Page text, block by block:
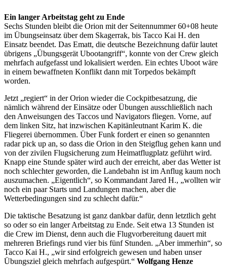
Ein langer Arbeitstag geht zu Ende
Sechs Stunden bleibt die Orion mit der Seitennummer 60+08 heute
im Übungseinsatz über dem Skagerrak, bis Tacco Kai H. den
Einsatz beendet. Das Ematt, die deutsche Bezeichnung dafür lautet
übrigens „Übungsgerät Ubootangriff“, konnte von der Crew gleich
mehrfach aufgefasst und lokalisiert werden. Ein echtes Uboot wäre
in einem bewaffneten Konflikt dann mit Torpedos bekämpft
worden.
Jetzt „regiert“ in der Orion wieder die Cockpitbesatzung, die
nämlich während der Einsätze oder Übungen ausschließlich nach
den Anweisungen des Taccos und Navigators fliegen. Vorne, auf
dem linken Sitz, hat inzwischen Kapitänleutnant Karim K. die
Fliegerei übernommen. Über Funk fordert er einen so genannten
radar pick up an, so dass die Orion in den Steigflug gehen kann und
von der zivilen Flugsicherung zum Heimatflugplatz geführt wird.
Knapp eine Stunde später wird auch der erreicht, aber das Wetter ist
noch schlechter geworden, die Landebahn ist im Anflug kaum noch
auszumachen. „Eigentlich“, so Kommandant Jared H., „wollten wir
noch ein paar Starts und Landungen machen, aber die
Wetterbedingungen sind zu schlecht dafür.“
Die taktische Besatzung ist ganz dankbar dafür, denn letztlich geht
so oder so ein langer Arbeitstag zu Ende. Seit etwa 13 Stunden ist
die Crew im Dienst, denn auch die Flugvorbereitung dauert mit
mehreren Briefings rund vier bis fünf Stunden. „Aber immerhin“, so
Tacco Kai H., „wir sind erfolgreich gewesen und haben unser
Übungsziel gleich mehrfach aufgespürt.“ Wolfgang Henze